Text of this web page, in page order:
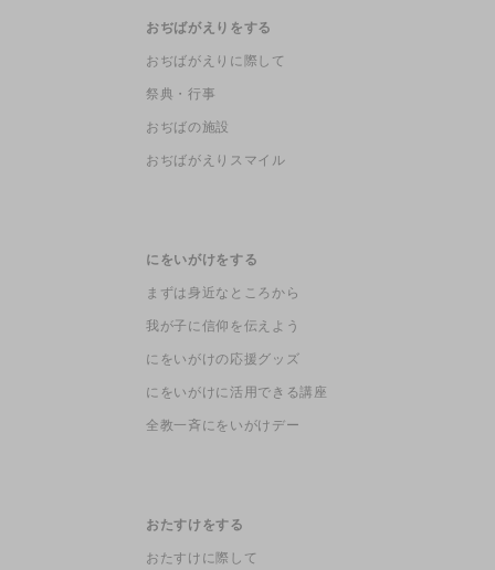
おぢばがえりをする
おぢばがえりに際して
祭典・行事
おぢばの施設
おぢばがえりスマイル
にをいがけをする
まずは身近なところから
我が子に信仰を伝えよう
にをいがけの応援グッズ
にをいがけに活用できる講座
全教一斉にをいがけデー
おたすけをする
おたすけに際して